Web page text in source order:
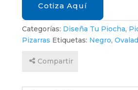
Cotiza Aquí
Categorías: Diseña Tu Piocha,
Pizarras Etiquetas: Negro,
Compartir